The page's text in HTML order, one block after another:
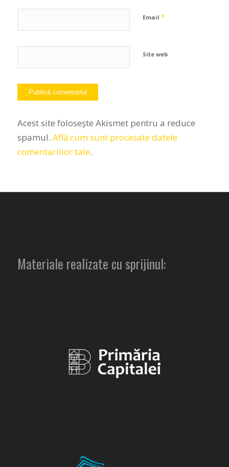
Email *
Site web
Acest site folosește Akismet pentru a reduce
spamul. Află cum sunt procesate datele
comentariilor tale.
Materiale realizate cu sprijinul: